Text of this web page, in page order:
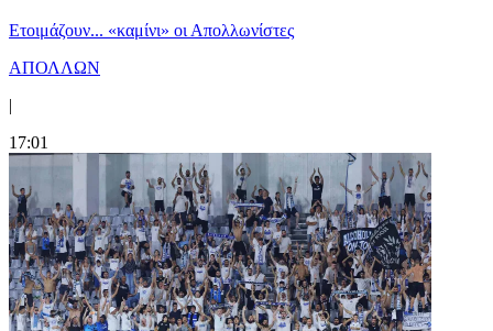
Ετοιμάζουν... «καμίνι» οι Απολλωνίστες
ΑΠΟΛΛΩΝ
|
17:01